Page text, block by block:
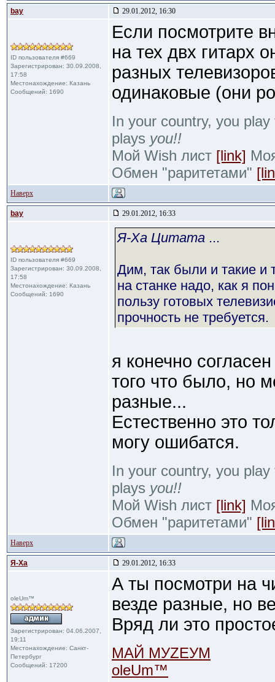
bay 29.01.2012, 16:30
ID пользователя #669
Зарегистрирован: 30.09.2008,
17:58
Местонахождение: Казань
Сообщений: 1690
Если посмотрите
на тех двх гитарх
разных
одинаковые (они
In your country, you
plays you!!
Мой Wish лист [link]
Обмен "раритетами"
Наверх
bay 29.01.2012, 16:33
ID пользователя #669
Зарегистрирован: 30.09.2008,
17:58
Местонахождение: Казань
Сообщений: 1690
Я-Ха Цитата ...
Дим, так были и такие и
на станке надо, как я
пользу готовых
прочность не требуется.
я конечно
того что было, но
разные...
Естественно это
могу ошибатся.
In your country, you
plays you!!
Мой Wish лист [link]
Обмен "раритетами"
Наверх
Я-Ха 29.01.2012, 16:33
oleUm™
Зарегистрирован: 04.06.2007,
19:11
Местонахождение: Санкт-
Петербург
Сообщений: 17200
А ты посмотри на
везде разные, но
Вряд ли это
МАЙ МУZЕУМ
oleUm™